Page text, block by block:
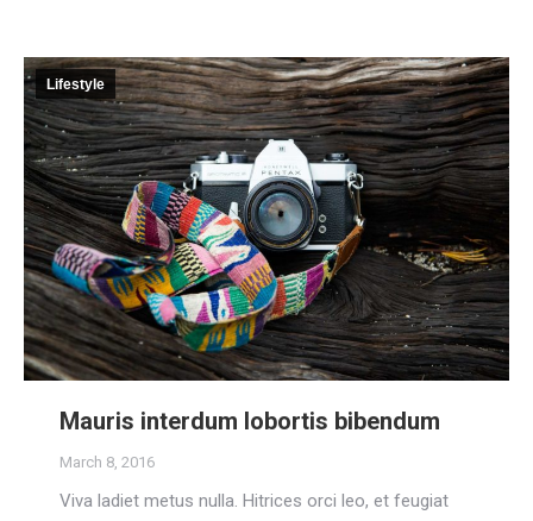
Lifestyle
Mauris interdum lobortis bibendum
March 8, 2016
Viva ladiet metus nulla. Hitrices orci leo, et feugiat